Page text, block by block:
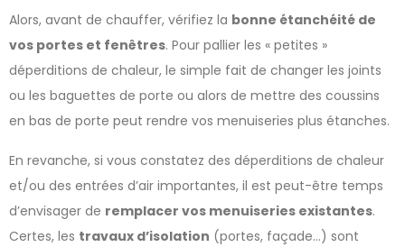
Alors, avant de chauffer, vérifiez la bonne étanchéité de
vos portes et fenêtres. Pour pallier les « petites »
déperditions de chaleur, le simple fait de changer les joints
ou les baguettes de porte ou alors de mettre des coussins
en bas de porte peut rendre vos menuiseries plus étanches.
En revanche, si vous constatez des déperditions de chaleur
et/ou des entrées d’air importantes, il est peut-être temps
d’envisager de remplacer vos menuiseries existantes.
Certes, les travaux d’isolation (portes, façade…) sont